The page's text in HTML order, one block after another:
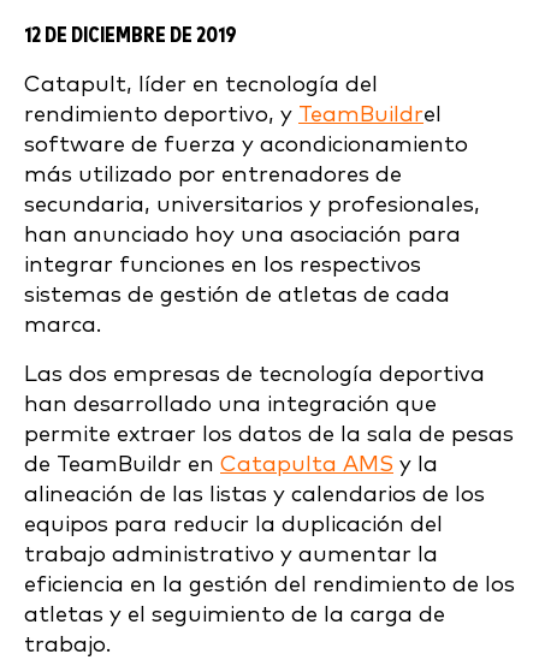
12 DE DICIEMBRE DE 2019
Catapult, líder en tecnología del
rendimiento deportivo, y TeamBuildrel
software de fuerza y acondicionamiento
más utilizado por entrenadores de
secundaria, universitarios y profesionales,
han anunciado hoy una asociación para
integrar funciones en los respectivos
sistemas de gestión de atletas de cada
marca.
Las dos empresas de tecnología deportiva
han desarrollado una integración que
permite extraer los datos de la sala de pesas
de TeamBuildr en Catapulta AMS y la
alineación de las listas y calendarios de los
equipos para reducir la duplicación del
trabajo administrativo y aumentar la
eficiencia en la gestión del rendimiento de los
atletas y el seguimiento de la carga de
trabajo.